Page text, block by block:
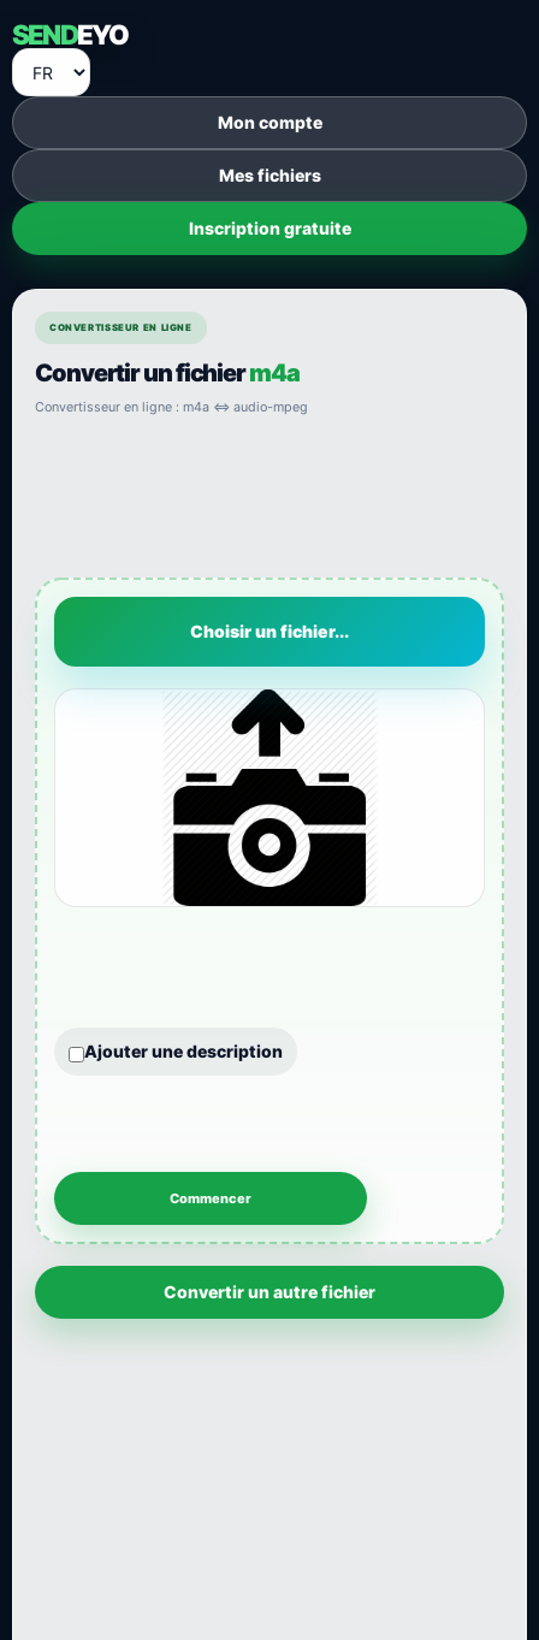
SENDEYO
Mon compte
Mes fichiers
Inscription gratuite
CONVERTISSEUR EN LIGNE
Convertir un fichierm4a
Convertisseur en ligne : m4a ⇔ audio-mpeg
Choisir un fichier...
Ajouter une description
Convertir un autre fichier